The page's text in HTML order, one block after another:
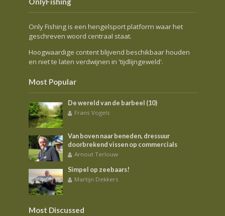
Only Fishing is een hengelsport platform waar het
geschreven woord centraal staat.
Hoogwaardige content blijvend beschikbaar houden
en niet te laten verdwijnen in 'tijdlijngeweld'.
Most Popular
De wereld van de barbeel (10)
Frans Vogels
Van boven naar beneden, dressuur
doorbrekend vissen op commercials
Arnout Terlouw
Simpel op zeebaars!
Martijn Dekkers
Most Discussed